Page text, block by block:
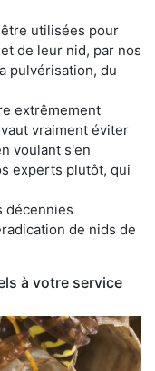
utilisées pour
de leur nid, par nos
pulvérisation, du
extrêmement
vraiment éviter
voulant s'en
experts plutôt, qui
décennies
de nids de
à votre service